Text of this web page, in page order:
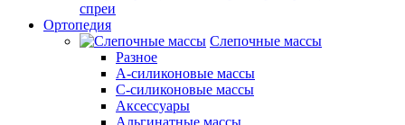
спреи
Ортопедия
Слепочные массы
Разное
А-силиконовые массы
С-силиконовые массы
Аксессуары
Альгинатные массы